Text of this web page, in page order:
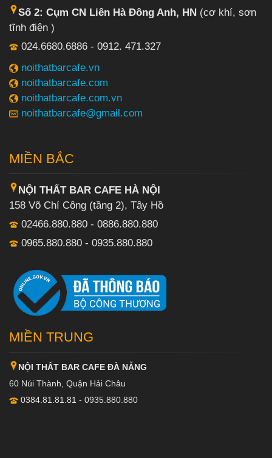
Số 2: Cụm CN Liên Hà Đông Anh, HN (cơ khí, sơn
tĩnh điện )
024.6680.6886 - 0912. 471.327
noithatbarcafe.vn
noithatbarcafe.com
noithatbarcafe.com.vn
noithatbarcafe@gmail.com
MIỀN BẮC
NỘI THẤT BAR CAFE HÀ NỘI
158 Võ Chí Công (tầng 2), Tây Hồ
02466.880.880 - 0886.880.880
0965.880.880 - 0935.880.880
MIỀN TRUNG
NỘI THẤT BAR CAFE ĐÀ NẴNG
60 Núi Thành, Quận Hải Châu
0384.81.81.81 - 0935.880.880